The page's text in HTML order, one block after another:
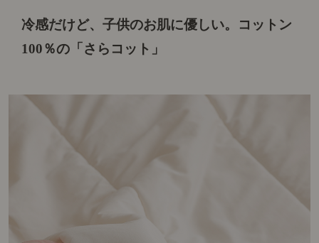
冷感だけど、子供のお肌に優しい。
コットン
100％の「さらコット」